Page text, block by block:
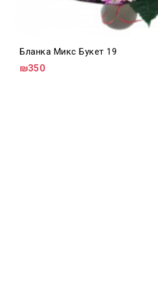
Бланка Микс Букет 19
₪350